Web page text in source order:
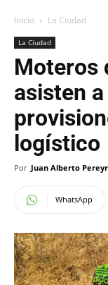
Inicio La Ciudad
La Ciudad
Moteros
asisten
logístico
Por Juan Alberto
WhatsApp